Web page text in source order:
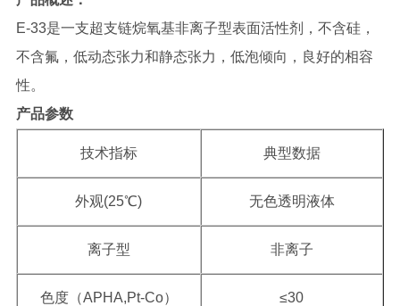
E-33是一支超支链烷氧基非离子型表面活性剂，不含硅，
不含氟，低动态张力和静态张力，低泡倾向，良好的相容
性。
产品参数
技术指标 典型数据
外观(25℃) 无色透明液体
离子型 非离子
色度（APHA,Pt-Co） ≤30